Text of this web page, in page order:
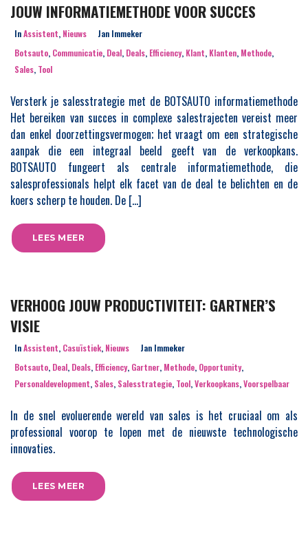
JOUW INFORMATIEMETHODE VOOR SUCCES
InAssistent, Nieuws
Jan Immeker
Botsauto, Communicatie, Deal, Deals, Efficiency, Klant, Klanten, Methode,
Sales, Tool
Versterk je salesstrategie met de BOTSAUTO informatiemethode
Het bereiken van succes in complexe salestrajecten vereist meer
dan enkel doorzettingsvermogen; het vraagt om een strategische
aanpak die een integraal beeld geeft van de verkoopkans.
BOTSAUTO fungeert als centrale informatiemethode, die
salesprofessionals helpt elk facet van de deal te belichten en de
koers scherp te houden. De […]
LEES MEER
VERHOOG JOUW PRODUCTIVITEIT: GARTNER’S
VISIE
InAssistent, Casuïstiek, Nieuws
Jan Immeker
Botsauto, Deal, Deals, Efficiency, Gartner, Methode, Opportunity,
Personaldevelopment, Sales, Salesstrategie, Tool,Verkoopkans,Voorspelbaar
In de snel evoluerende wereld van sales is het cruciaal om als
professional voorop te lopen met de nieuwste technologische
innovaties.
LEES MEER